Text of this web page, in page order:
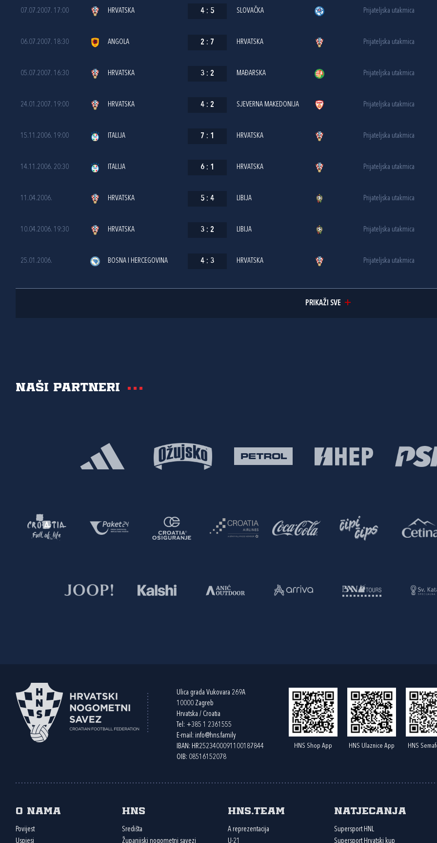
07.07.2007. 17:00 HRVATSKA 4 : 5 SLOVAČKA Prijateljska utakmica
06.07.2007. 18:30 ANGOLA 2 : 7 HRVATSKA Prijateljska utakmica
05.07.2007. 16:30 HRVATSKA 3 : 2 MAĐARSKA Prijateljska utakmica
24.01.2007. 19:00 HRVATSKA 4 : 2 SJEVERNA MAKEDONIJA Prijateljska utakmica
15.11.2006. 19:00 ITALIJA 7 : 1 HRVATSKA Prijateljska utakmica
14.11.2006. 20:30 ITALIJA 6 : 1 HRVATSKA Prijateljska utakmica
11.04.2006. HRVATSKA 5 : 4 LIBIJA Prijateljska utakmica
10.04.2006. 19:30 HRVATSKA 3 : 2 LIBIJA Prijateljska utakmica
25.01.2006. BOSNA I HERCEGOVINA 4 : 3 HRVATSKA Prijateljska utakmica
PRIKAŽI SVE
Naši partneri
Ulica grada Vukovara 269A
10000 Zagreb
Hrvatska / Croatia
Tel: +385 1 2361555
E-mail: info@hns.family
IBAN: HR2523400091100187844
OIB: 08516152078
HNS Shop App HNS Ulaznice App HNS
O nama
Povijest
Uspjesi
HNS
Središta
Županijski nogometni savezi
HNS.team
A reprezentacija
U-21
Natjecanja
Supersport HNL
Supersport Hrvatski kup